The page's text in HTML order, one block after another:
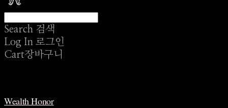
Search 검색
Log In 로그인
Cart장바구니
Wealth Honor